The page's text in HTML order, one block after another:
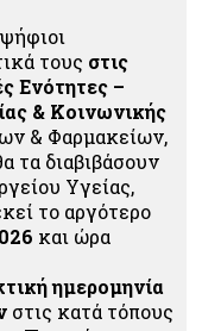
τους στις
Ενότητες –
& Κοινωνικής
& Φαρμακείων,
τα διαβιβάσουν
Υγείας,
το αργότερο
και ώρα
ημερομηνία
στις κατά τόπους